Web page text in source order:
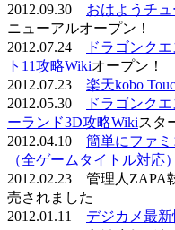
2012.09.30 おはようチ
ニューアルオープン！
2012.07.24
ドラゴンク
ト11攻略Wikiオープン！
2012.07.23 楽天kobo
2012.05.30
ドラゴンク
ーランド3D攻略Wikiスタ
2012.04.10 簡単にファ
（全ゲームタイトル対応）
2012.02.23 管理人ZAPA
売されました
2012.01.11 デジカメ最新